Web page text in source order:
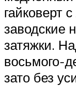
гайковерт
заводские
затяжки.
восьмого-
зато без